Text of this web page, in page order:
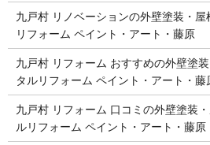
九戸村 リノベーションの外壁塗装・
リフォーム ペイント・アート・藤原
九戸村 リフォーム おすすめの外壁塗
タルリフォーム ペイント・アート・藤
九戸村 リフォーム 口コミの外壁塗装
ルリフォーム ペイント・アート・藤原